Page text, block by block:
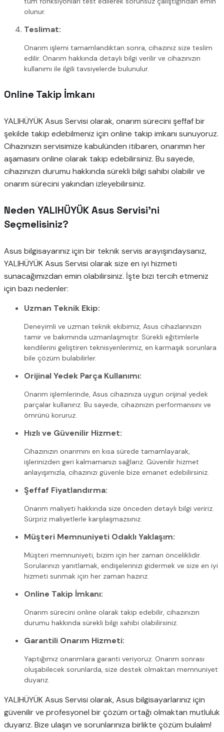
olunur.
Teslimat:
Onarım işlemi tamamlandıktan sonra, cihazınız size teslim
edilir. Onarım hakkında detaylı bilgi verilir ve cihazınızın
kullanımı ile ilgili tavsiyelerde bulunulur.
Online Takip İmkanı
YALIHÜYÜK Asus Servisi olarak, onarım sürecini şeffaf bir
şekilde takip edebilmeniz için online takip imkanı sunuyoruz.
Cihazınızın servisimize kabulünden itibaren, onarımın her
aşamasını online olarak takip edebilirsiniz. Bu sayede,
cihazınızın durumu hakkında sürekli bilgi sahibi olabilir ve
onarım sürecini yakından izleyebilirsiniz.
Neden YALIHÜYÜK Asus Servisi’ni
Seçmelisiniz?
Asus bilgisayarınız için bir teknik servis arayışındaysanız,
YALIHÜYÜK Asus Servisi olarak size en iyi hizmeti
sunacağımızdan emin olabilirsiniz. İşte bizi tercih etmeniz
için bazı nedenler:
Uzman Teknik Ekip:
Deneyimli ve uzman teknik ekibimiz, Asus cihazlarınızın
tamir ve bakımında uzmanlaşmıştır. Sürekli eğitimlerle
kendilerini geliştiren teknisyenlerimiz, en karmaşık sorunlara
bile çözüm bulabilirler.
Orijinal Yedek Parça Kullanımı:
Onarım işlemlerinde, Asus cihazınıza uygun orijinal yedek
parçalar kullanırız. Bu sayede, cihazınızın performansını ve
ömrünü koruruz.
Hızlı ve Güvenilir Hizmet:
Cihazınızın onarımını en kısa sürede tamamlayarak,
işlerinizden geri kalmamanızı sağlarız. Güvenilir hizmet
anlayışımızla, cihazınızı güvenle bize emanet edebilirsiniz.
Şeffaf Fiyatlandırma:
Onarım maliyeti hakkında size önceden detaylı bilgi veririz.
Sürpriz maliyetlerle karşılaşmazsınız.
Müşteri Memnuniyeti Odaklı Yaklaşım:
Müşteri memnuniyeti, bizim için her zaman önceliklidir.
Sorularınızı yanıtlamak, endişelerinizi gidermek ve size en iyi
hizmeti sunmak için her zaman hazırız.
Online Takip İmkanı:
Onarım sürecini online olarak takip edebilir, cihazınızın
durumu hakkında sürekli bilgi sahibi olabilirsiniz.
Garantili Onarım Hizmeti:
Yaptığımız onarımlara garanti veriyoruz. Onarım sonrası
oluşabilecek sorunlarda, size destek olmaktan memnuniyet
duyarız.
YALIHÜYÜK Asus Servisi olarak, Asus bilgisayarlarınız için
güvenilir ve profesyonel bir çözüm ortağı olmaktan mutluluk
duyarız. Bize ulaşın ve sorunlarınıza birlikte çözüm bulalım!